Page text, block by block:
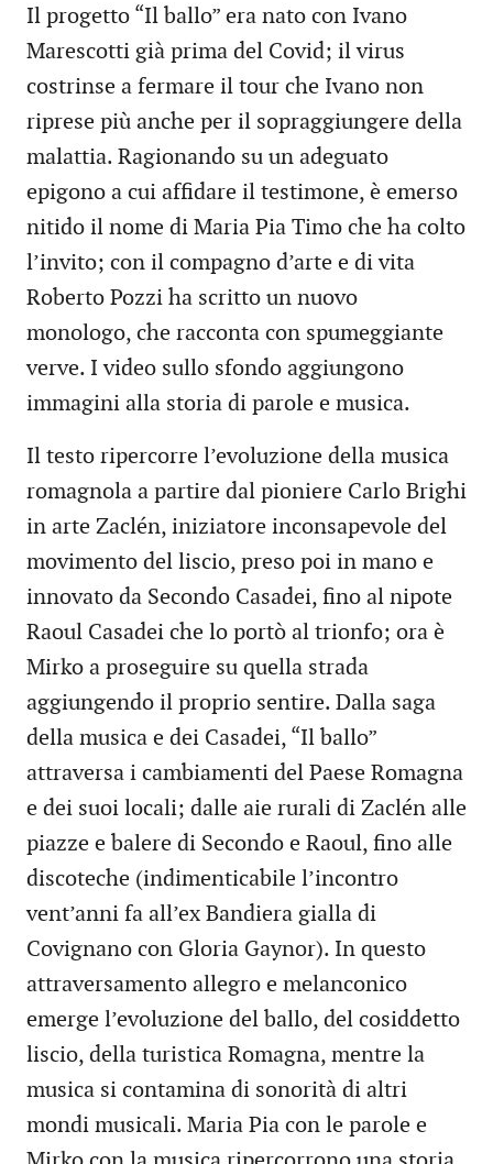
Il progetto “Il ballo” era nato con Ivano
Marescotti già prima del Covid; il virus
costrinse a fermare il tour che Ivano non
riprese più anche per il sopraggiungere della
malattia. Ragionando su un adeguato
epigono a cui affidare il testimone, è emerso
nitido il nome di Maria Pia Timo che ha colto
l’invito; con il compagno d’arte e di vita
Roberto Pozzi ha scritto un nuovo
monologo, che racconta con spumeggiante
verve. I video sullo sfondo aggiungono
immagini alla storia di parole e musica.
Il testo ripercorre l’evoluzione della musica
romagnola a partire dal pioniere Carlo Brighi
in arte Zaclén, iniziatore inconsapevole del
movimento del liscio, preso poi in mano e
innovato da Secondo Casadei, fino al nipote
Raoul Casadei che lo portò al trionfo; ora è
Mirko a proseguire su quella strada
aggiungendo il proprio sentire. Dalla saga
della musica e dei Casadei, “Il ballo”
attraversa i cambiamenti del Paese Romagna
e dei suoi locali; dalle aie rurali di Zaclén alle
piazze e balere di Secondo e Raoul, fino alle
discoteche (indimenticabile l’incontro
vent’anni fa all’ex Bandiera gialla di
Covignano con Gloria Gaynor). In questo
attraversamento allegro e melanconico
emerge l’evoluzione del ballo, del cosiddetto
liscio, della turistica Romagna, mentre la
musica si contamina di sonorità di altri
mondi musicali. Maria Pia con le parole e